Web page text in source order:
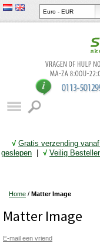
√ Gratis verzending
geslepen
√ Veilig
Home / Matter Image
Matter Image
E-mail een vriend